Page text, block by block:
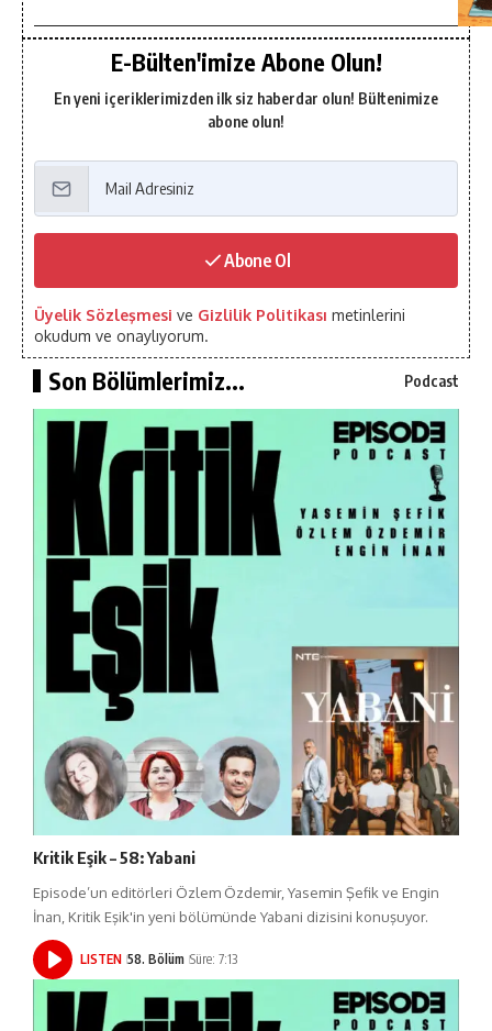
E-Bülten'imize Abone Olun!
En yeni içeriklerimizden ilk siz haberdar olun! Bültenimize
abone olun!
Abone Ol
Üyelik Sözleşmesi ve Gizlilik Politikası metinlerini
okudum ve onaylıyorum.
Son Bölümlerimiz... Podcast
Kritik Eşik – 58: Yabani
Episode’un editörleri Özlem Özdemir, Yasemin Şefik ve Engin
İnan, Kritik Eşik'in yeni bölümünde Yabani dizisini konuşuyor.
LISTEN 58. Bölüm Süre: 7:13